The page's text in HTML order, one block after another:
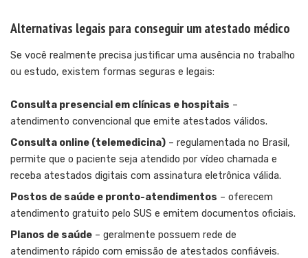
Alternativas legais para conseguir um atestado médico
Se você realmente precisa justificar uma ausência no trabalho
ou estudo, existem formas seguras e legais:
Consulta presencial em clínicas e hospitais –
atendimento convencional que emite atestados válidos.
Consulta online (telemedicina) – regulamentada no Brasil,
permite que o paciente seja atendido por vídeo chamada e
receba atestados digitais com assinatura eletrônica válida.
Postos de saúde e pronto-atendimentos – oferecem
atendimento gratuito pelo SUS e emitem documentos oficiais.
Planos de saúde – geralmente possuem rede de
atendimento rápido com emissão de atestados confiáveis.